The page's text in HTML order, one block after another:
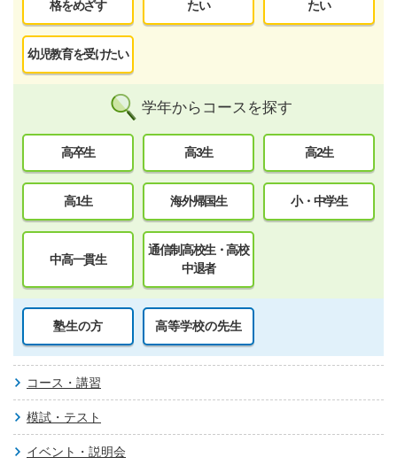
格をめざす
たい
たい
幼児教育を受けたい
学年からコースを探す
高卒生 高3生 高2生
高1生 海外帰国生 小・中学生
中高一貫生
通信制高校生・高校
中退者
塾生の方 高等学校の先生
コース・講習
模試・テスト
イベント・説明会